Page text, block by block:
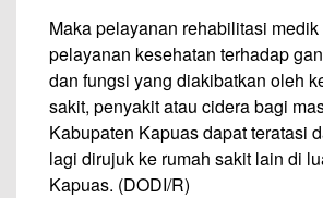
Maka pelayanan rehabilitasi medik
pelayanan kesehatan terhadap
dan fungsi yang diakibatkan oleh
sakit, penyakit atau cidera bagi
Kabupaten Kapuas dapat teratasi
lagi dirujuk ke rumah sakit lain di
Kapuas. (DODI/R)